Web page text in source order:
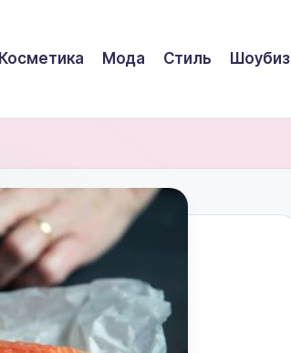
Косметика Мода Стиль Шоубиз